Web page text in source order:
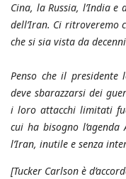
Cina, la Russia, l’India
dell’Iran. Ci ritroveremo
che si sia vista da
Penso che il
deve sbarazzarsi dei
i loro attacchi limitati
cui ha bisogno
l’Iran, inutile e senza
[Tucker Carlson è